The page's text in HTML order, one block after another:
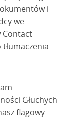
i
we
Contact
Głuchych
flagowy